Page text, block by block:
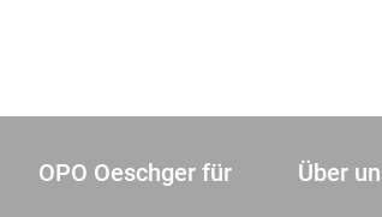
OPO Oeschger für Über